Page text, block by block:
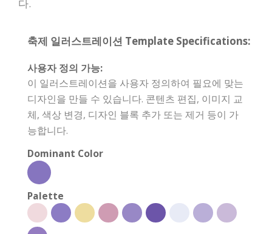
다.
축제 일러스트레이션 Template Specifications:
사용자 정의 가능:
이 일러스트레이션을 사용자 정의하여 필요에 맞는
디자인을 만들 수 있습니다. 콘텐츠 편집, 이미지 교
체, 색상 변경, 디자인 블록 추가 또는 제거 등이 가
능합니다.
Dominant Color
Palette